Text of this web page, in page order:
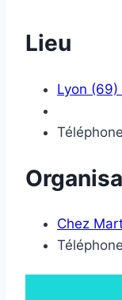
Lieu
Lyon
Téléphone
Chez
Téléphone